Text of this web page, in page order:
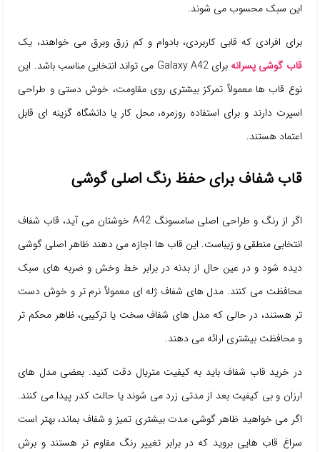
این سبک محسوب می شوند.
برای افرادی که قابی کاربردی، بادوام و کم زرق وبرق می خواهند، یک
قاب گوشی پسرانه
برای Galaxy A42 می تواند انتخابی مناسب باشد. این
نوع قاب ها معمولاً تمرکز بیشتری روی مقاومت، خوش دستی و طراحی
اسپرت دارند و برای استفاده روزمره، محل کار یا دانشگاه گزینه ای قابل
اعتماد هستند.
قاب شفاف برای حفظ رنگ اصلی گوشی
اگر از رنگ و طراحی اصلی سامسونگ A42 خوشتان می آید، قاب شفاف
انتخابی منطقی و زیباست. این قاب ها اجازه می دهند ظاهر اصلی گوشی
دیده شود و در عین حال از بدنه در برابر خط وخش و ضربه های سبک
محافظت می کنند. مدل های شفاف ژله ای معمولاً نرم تر و خوش دست
تر هستند، در حالی که مدل های شفاف سخت یا ترکیبی، ظاهر محکم تر
و محافظت بیشتری ارائه می دهند.
در خرید قاب شفاف باید به کیفیت متریال دقت کنید. بعضی مدل های
ارزان و بی کیفیت بعد از مدتی زرد می شوند یا حالت کدر پیدا می کنند.
اگر می خواهید ظاهر گوشی مدت بیشتری تمیز و شفاف بماند، بهتر است
سراغ قاب هایی بروید که در برابر تغییر رنگ مقاوم تر هستند و برش